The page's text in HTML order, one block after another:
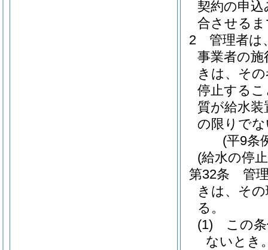
契約の申
合させる
2
管理者は
事業者の
きは、そ
停止する
質が給水
の限りで
(平9条
(給水の停
第32条
管
きは、そ
る。
(1)
この
ないとき